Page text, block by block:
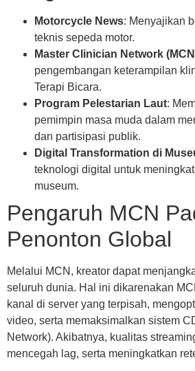
Motorcycle News: Menyajikan
teknis sepeda motor.
Master Clinician Network
pengembangan keterampilan
Terapi Bicara.
Program Pelestarian Laut:
pemimpin masa muda dalam
dan partisipasi publik.
Digital Transformation di
teknologi digital untuk
museum.
Pengaruh MCN
Penonton Global
Melalui MCN, kreator dapat
seluruh dunia. Hal ini dikarenakan
kanal di server yang terpisah,
video, serta memaksimalkan sistem
Network). Akibatnya, kualitas
mencegah lag, serta meningkatkan